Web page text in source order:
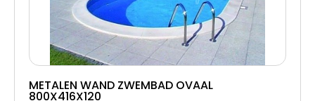
METALEN WAND ZWEMBAD OVAAL
800X416X120